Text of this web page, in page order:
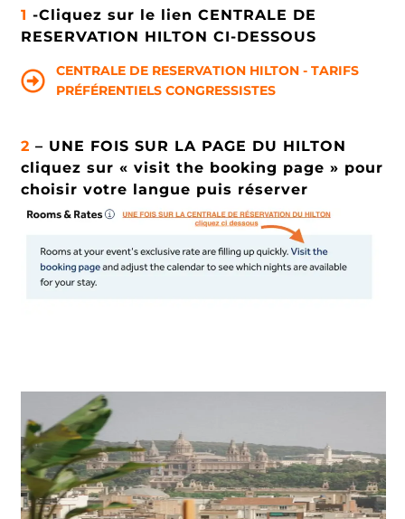
1 -Cliquez sur le lien CENTRALE DE
RESERVATION HILTON CI-DESSOUS
CENTRALE DE RESERVATION HILTON - TARIFS
PRÉFÉRENTIELS CONGRESSISTES
2 – UNE FOIS SUR LA PAGE DU HILTON
cliquez sur « visit the booking page » pour
choisir votre langue puis réserver